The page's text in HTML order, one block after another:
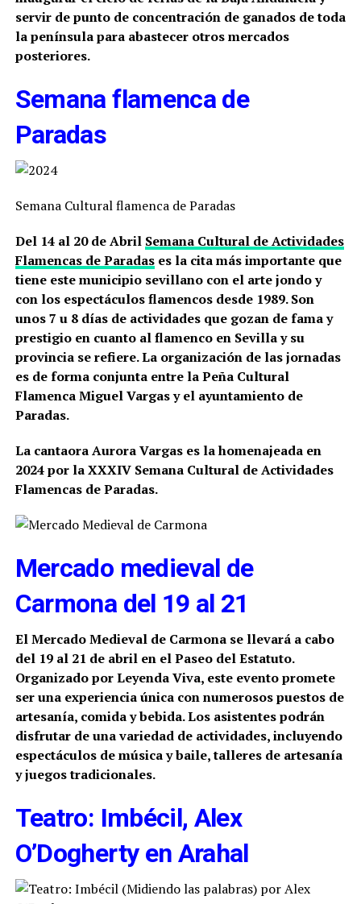
servir de punto de concentración de ganados de toda
la península para abastecer otros mercados
posteriores.
Semana flamenca de
Paradas
Semana Cultural flamenca de Paradas
Del 14 al 20 de Abril Semana Cultural de Actividades
Flamencas de Paradases la cita más importante que
tiene este municipio sevillano con el arte jondo y
con los espectáculos flamencos desde 1989. Son
unos 7 u 8 días de actividades que gozan de fama y
prestigio en cuanto al flamenco en Sevilla y su
provincia se refiere. La organización de las jornadas
es de forma conjunta entre la Peña Cultural
Flamenca Miguel Vargas y el ayuntamiento de
Paradas.
La cantaora Aurora Vargas es la homenajeada en
2024 por la XXXIV Semana Cultural de Actividades
Flamencas de Paradas.
Mercado medieval de
Carmona del 19 al 21
El Mercado Medieval de Carmona se llevará a cabo
del 19 al 21 de abril en el Paseo del Estatuto.
Organizado por Leyenda Viva, este evento promete
ser una experiencia única con numerosos puestos de
artesanía, comida y bebida. Los asistentes podrán
disfrutar de una variedad de actividades, incluyendo
espectáculos de música y baile, talleres de artesanía
y juegos tradicionales.
Teatro: Imbécil, Alex
O’Dogherty en Arahal